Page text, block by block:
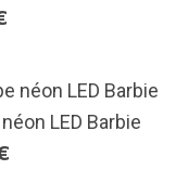
LED Barbie